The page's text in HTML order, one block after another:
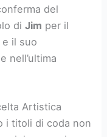
del
diJim per il
il suo
nell’ultima
Artistica
i titoli di coda non